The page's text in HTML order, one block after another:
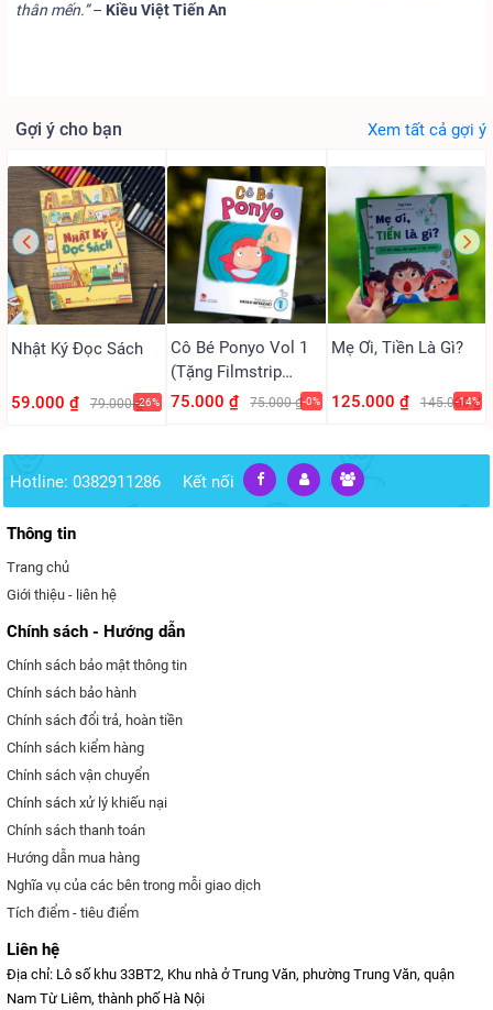
thân mến.”– Kiều Việt Tiến An
Gợi ý cho bạn Xem tất cả gợi ý
Nhật Ký Đọc Sách
59.000 ₫ 79.000 ₫-26%
Cô Bé Ponyo Vol 1
(Tặng Filmstrip
PVC)
75.000 ₫ 75.000 ₫-0%
Mẹ Ơi, Tiền Là Gì?
125.000 ₫ 145.000 ₫
-14%
Hotline: 0382911286 Kết nối
Thông tin
Trang chủ
Giới thiệu - liên hệ
Chính sách - Hướng dẫn
Chính sách bảo mật thông tin
Chính sách bảo hành
Chính sách đổi trả, hoàn tiền
Chính sách kiểm hàng
Chính sách vận chuyển
Chính sách xử lý khiếu nại
Chính sách thanh toán
Hướng dẫn mua hàng
Nghĩa vụ của các bên trong mỗi giao dịch
Tích điểm - tiêu điểm
Liên hệ
Địa chỉ: Lô số khu 33BT2, Khu nhà ở Trung Văn, phường Trung Văn, quận
Nam Từ Liêm, thành phố Hà Nội